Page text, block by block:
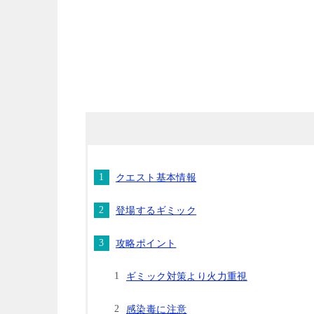
クエスト基本情報
登場するギミック
攻略ポイント
ギミック対策より火力重視
感染毒に注意